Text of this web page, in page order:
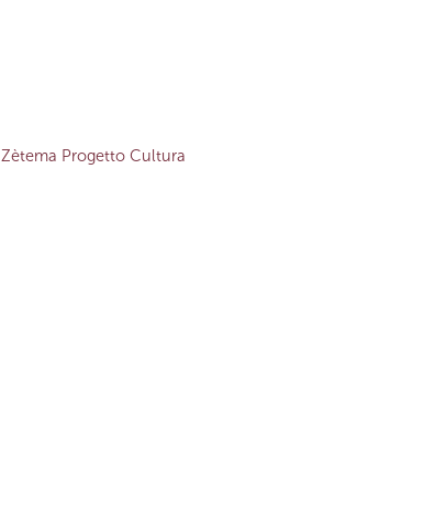
Zètema Progetto Cultura